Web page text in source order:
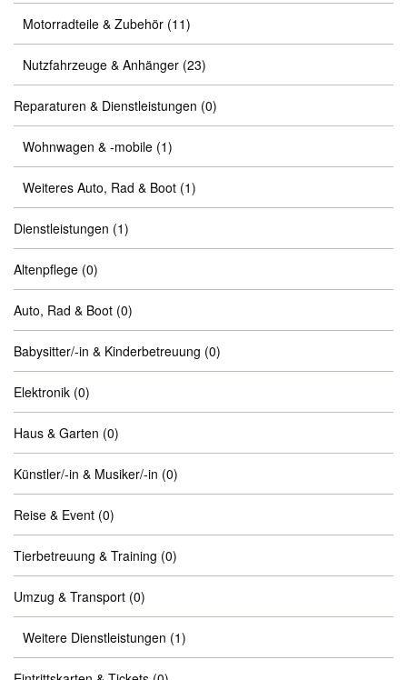
Motorradteile & Zubehör (11)
Nutzfahrzeuge & Anhänger (23)
Reparaturen & Dienstleistungen (0)
Wohnwagen & -mobile (1)
Weiteres Auto, Rad & Boot (1)
Dienstleistungen (1)
Altenpflege (0)
Auto, Rad & Boot (0)
Babysitter/-in & Kinderbetreuung (0)
Elektronik (0)
Haus & Garten (0)
Künstler/-in & Musiker/-in (0)
Reise & Event (0)
Tierbetreuung & Training (0)
Umzug & Transport (0)
Weitere Dienstleistungen (1)